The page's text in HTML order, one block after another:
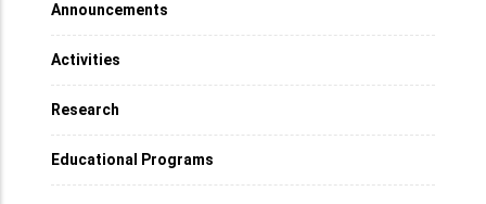
Announcements
Activities
Research
Educational Programs